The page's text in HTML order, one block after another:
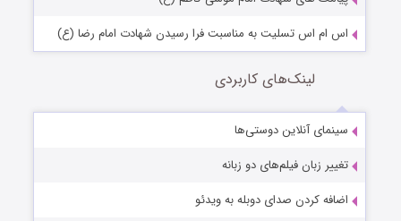
اس ام اس تسلیت به مناسبت فرا رسیدن شهادت امام رضا (ع)
لینک‌های کاربردی
سینمای آنلاین دوستی‌ها
تغییر زبان فیلم‌های دو زبانه
اضافه کردن صدای دوبله به ویدئو